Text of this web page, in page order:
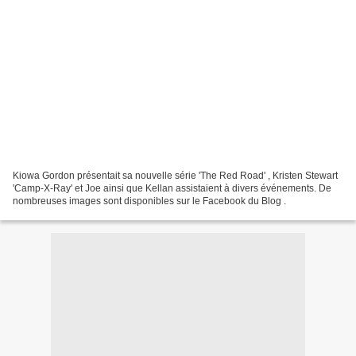
Kiowa Gordon présentait sa nouvelle série 'The Red Road' , Kristen Stewart
'Camp-X-Ray' et Joe ainsi que Kellan assistaient à divers événements. De
nombreuses images sont disponibles sur le Facebook du Blog .